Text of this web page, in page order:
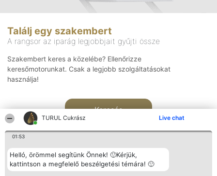
TURUL Cukrász Live chat
01:53
Helló, örömmel segítünk Önnek! 🙂Kérjük,
kattintson a megfelelő beszélgetési témára! 🙂
Találj egy szakembert
A rangsor az iparág legjobbjait gyűjti össze
Szakembert keres a közelébe? Ellenőrizze
keresőmotorunkat. Csak a legjobb szolgáltatásokat
használja!
Keresés